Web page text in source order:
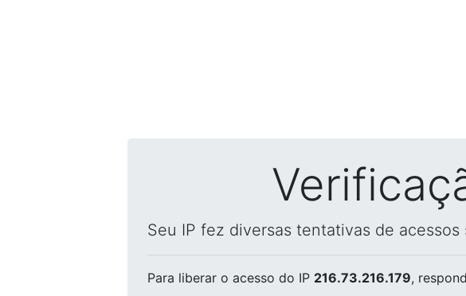
Seu IP fez diversas tentativas de
Para liberar o acesso do IP 216.73.216.179,